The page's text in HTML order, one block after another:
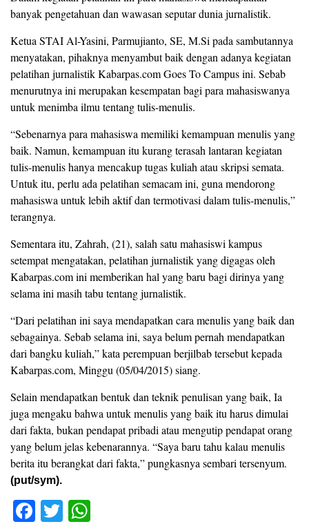
banyak pengetahuan dan wawasan seputar dunia jurnalistik.
Ketua STAI Al-Yasini, Parmujianto, SE, M.Si pada sambutannya
menyatakan, pihaknya menyambut baik dengan adanya kegiatan
pelatihan jurnalistik Kabarpas.com Goes To Campus ini. Sebab
menurutnya ini merupakan kesempatan bagi para mahasiswanya
untuk menimba ilmu tentang tulis-menulis.
“Sebenarnya para mahasiswa memiliki kemampuan menulis yang
baik. Namun, kemampuan itu kurang terasah lantaran kegiatan
tulis-menulis hanya mencakup tugas kuliah atau skripsi semata.
Untuk itu, perlu ada pelatihan semacam ini, guna mendorong
mahasiswa untuk lebih aktif dan termotivasi dalam tulis-menulis,”
terangnya.
Sementara itu, Zahrah, (21), salah satu mahasiswi kampus
setempat mengatakan, pelatihan jurnalistik yang digagas oleh
Kabarpas.com ini memberikan hal yang baru bagi dirinya yang
selama ini masih tabu tentang jurnalistik.
“Dari pelatihan ini saya mendapatkan cara menulis yang baik dan
sebagainya. Sebab selama ini, saya belum pernah mendapatkan
dari bangku kuliah,” kata perempuan berjilbab tersebut kepada
Kabarpas.com, Minggu (05/04/2015) siang.
Selain mendapatkan bentuk dan teknik penulisan yang baik, Ia
juga mengaku bahwa untuk menulis yang baik itu harus dimulai
dari fakta, bukan pendapat pribadi atau mengutip pendapat orang
yang belum jelas kebenarannya. “Saya baru tahu kalau menulis
berita itu berangkat dari fakta,” pungkasnya sembari tersenyum.
(put/sym).
F
T